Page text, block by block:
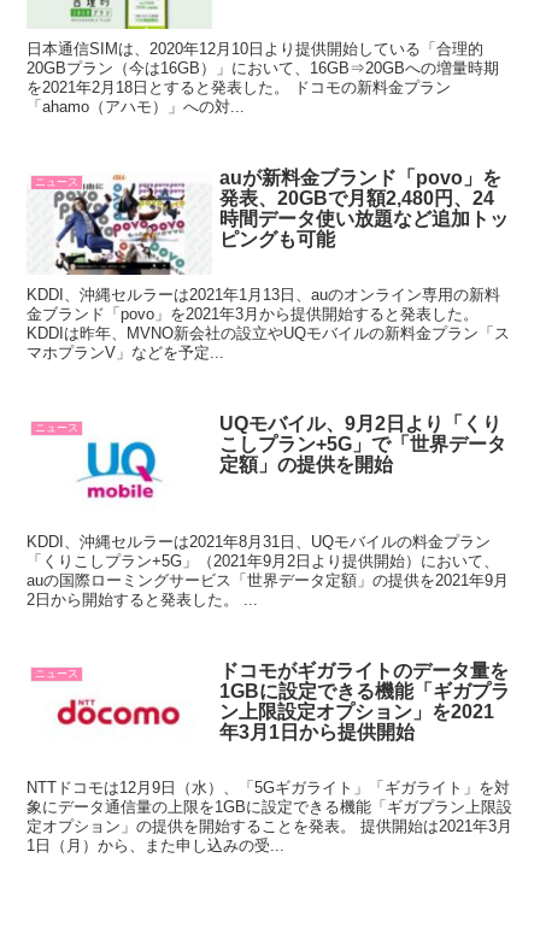
日本通信SIMは、2020年12月10日より提供開始している「合理的
20GBプラン（今は16GB）」において、16GB⇒20GBへの増量時期
を2021年2月18日とすると発表した。 ドコモの新料金プラン
「ahamo（アハモ）」への対...
ニュース
auが新料金ブランド「povo」を
発表、20GBで月額2,480円、24
時間データ使い放題など追加トッ
ピングも可能
KDDI、沖縄セルラーは2021年1月13日、auのオンライン専用の新料
金ブランド「povo」を2021年3月から提供開始すると発表した。
KDDIは昨年、MVNO新会社の設立やUQモバイルの新料金プラン「ス
マホプランV」などを予定...
ニュース
UQモバイル、9月2日より「くり
こしプラン+5G」で「世界データ
定額」の提供を開始
KDDI、沖縄セルラーは2021年8月31日、UQモバイルの料金プラン
「くりこしプラン+5G」（2021年9月2日より提供開始）において、
auの国際ローミングサービス「世界データ定額」の提供を2021年9月
2日から開始すると発表した。 ...
ニュース
ドコモがギガライトのデータ量を
1GBに設定できる機能「ギガプラ
ン上限設定オプション」を2021
年3月1日から提供開始
NTTドコモは12月9日（水）、「5Gギガライト」「ギガライト」を対
象にデータ通信量の上限を1GBに設定できる機能「ギガプラン上限設
定オプション」の提供を開始することを発表。 提供開始は2021年3月
1日（月）から、また申し込みの受...